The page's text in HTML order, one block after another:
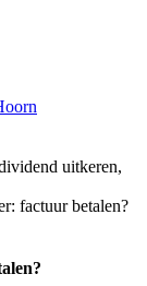
uitkeren,
factuur betalen?